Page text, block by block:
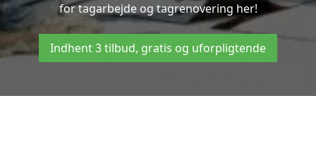
for tagarbejde og tagrenovering her!
Indhent 3 tilbud, gratis og uforpligtende